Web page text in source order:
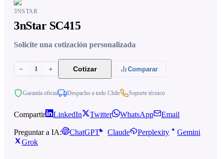
3NSTAR
3nStar SC415
Solicite una cotización personalizada
− 1 + Cotizar Comparar
Garantía oficial Despacho a todo Chile Soporte técnico
Compartir LinkedIn Twitter WhatsApp Email
Preguntar a IA: ChatGPT Claude Perplexity
Gemini
Grok